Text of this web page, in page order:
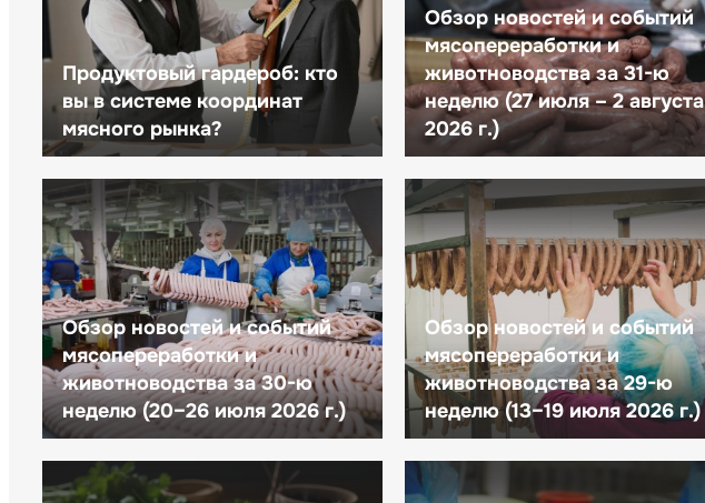
Продуктовый гардероб: кто
вы в системе координат
мясного рынка?
Обзор новостей и событий
мясопереработки и
животноводства за 31-ю
неделю (27 июля – 2 августа
2026 г.)
Обзор новостей и событий
мясопереработки и
животноводства за 30-ю
неделю (20–26 июля 2026 г.)
Обзор новостей и событий
мясопереработки и
животноводства за 29-ю
неделю (13–19 июля 2026 г.)